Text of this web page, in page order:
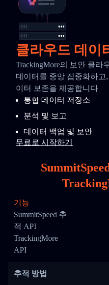
클라우드 데이
TrackingMore의 보안 클라
데이터를 중앙 집중화하고
이터 보존을 제공합니다
통합 데이터 저장소
분석 및 보고
데이터 백업 및 보안
무료로 시작하기
기능
SummitSpeed 추
적 API
TrackingMore
API
추적 방법